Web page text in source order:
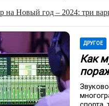
Новый год – 2024: три
ДРУГОЕ
Как